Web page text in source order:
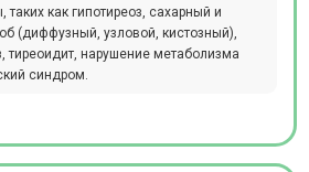
как гипотиреоз, сахарный и
(диффузный, узловой, кистозный),
тиреоидит, нарушение метаболизма
синдром.